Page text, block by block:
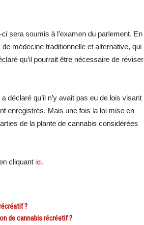
sera soumis à l’examen du parlement. En
médecine traditionnelle et alternative, qui
qu’il pourrait être nécessaire de réviser
déclaré qu’il n’y avait pas eu de lois visant
enregistrés. Mais une fois la loi mise en
de la plante de cannabis considérées
cliquant ici.
?
de cannabis récréatif ?